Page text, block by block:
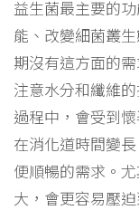
益生菌最主要的
能、改變細菌叢
期沒有這方面的
注意水分和纖維
過程中，會受到
在消化道時間變
便順暢的需求。
大，會更容易壓